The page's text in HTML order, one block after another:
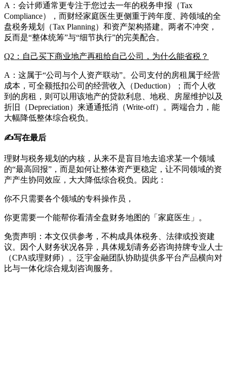
A：会计师通常更专注于您过去一年的税务申报（Tax
Compliance），而财经家庭医生更侧重于跨年度、跨领域的全
盘税务规划（Tax Planning）和资产架构搭建。两者不冲突，
反而是“整体统筹”与“细节执行”的完美配合。
Q2：自己买下商业地产再租给自己公司，为什么能省税？
A：这属于“公司与个人资产联动”。公司支付的房租属于经营
成本，可全额抵扣公司的经营收入（Deduction）；而个人收
到的房租，则可以用该地产的贷款利息、地税、房屋维护以及
折旧（Depreciation）来通通抵消（Write-off）。两端合力，能
大幅降低整体综合税负。
✍️写在最后
理财与税务规划的内核，从来不是盲目地去追求某一个领域
的“最高回报”，而是如何让整体资产更稳定，让不同领域的资
产产生协同效应，大大降低综合税负。因此：
你不只需要各个领域的专科操作员，
你更需要一个能帮你看清全盘财务地图的「家庭医生」。
免责声明：本文仅供参考，不构成具体税务、法律或投资建
议。因个人财务状况各异，具体规划请务必咨询持牌专业人士
（CPA或理财师）。泛宇金融团队协助提供多平台产品横向对
比与一体化综合规划咨询服务。